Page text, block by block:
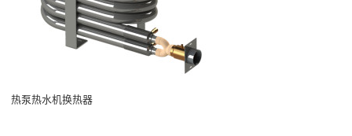
热泵热水机换热器